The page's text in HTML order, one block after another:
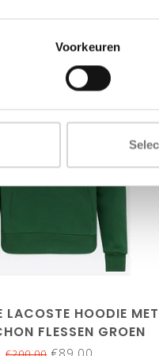
Voorkeuren
SALE-56%
XL maat8/3XL
LACOSTE HOODIE MET
FLESSEN GROEN